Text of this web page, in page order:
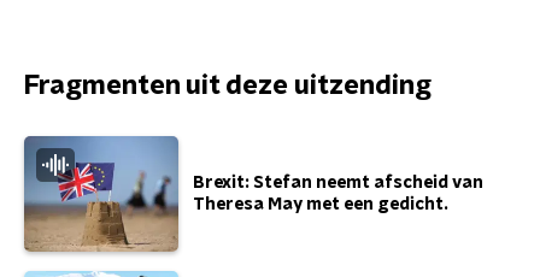
Fragmenten uit deze uitzending
Brexit: Stefan neemt afscheid van
Theresa May met een gedicht.